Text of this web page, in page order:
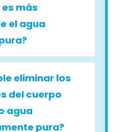
es más
el agua
eliminar los
del cuerpo
agua
pura?